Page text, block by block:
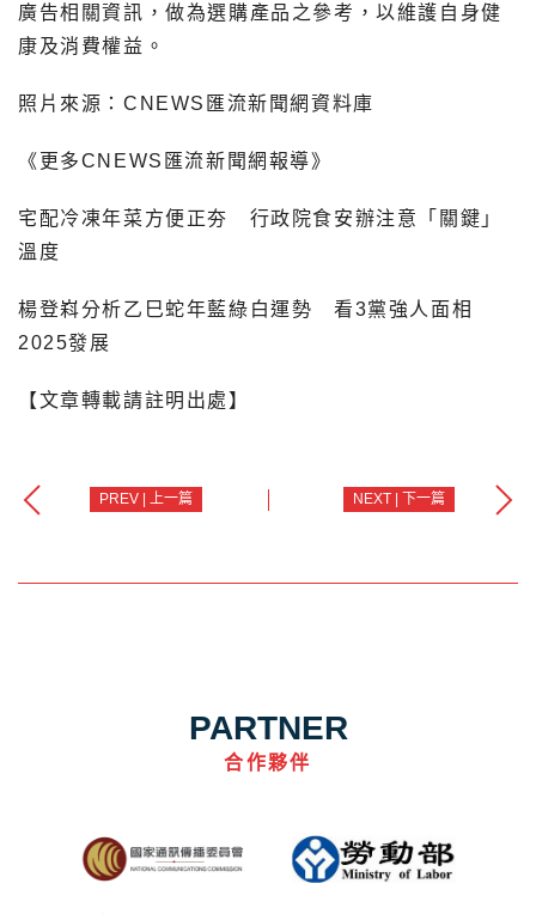
廣告相關資訊，做為選購產品之參考，以維護自身健
康及消費權益。
照片來源：CNEWS匯流新聞網資料庫
《更多CNEWS匯流新聞網報導》
宅配冷凍年菜方便正夯 行政院食安辦注意「關鍵」
溫度
楊登嵙分析乙巳蛇年藍綠白運勢 看3黨強人面相
2025發展
【文章轉載請註明出處】
PREV | 上一篇 NEXT | 下一篇
PARTNER
合作夥伴